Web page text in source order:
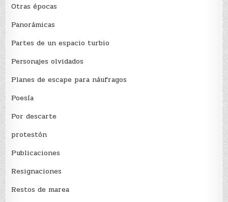
Otras épocas
Panorámicas
Partes de un espacio turbio
Personajes olvidados
Planes de escape para náufragos
Poesía
Por descarte
protestón
Publicaciones
Resignaciones
Restos de marea